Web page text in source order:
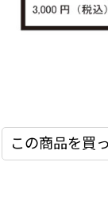
この商品を買